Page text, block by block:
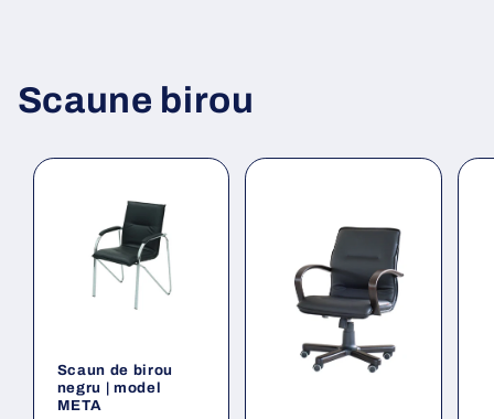
Scaune birou
Scaun de birou
negru | model
META